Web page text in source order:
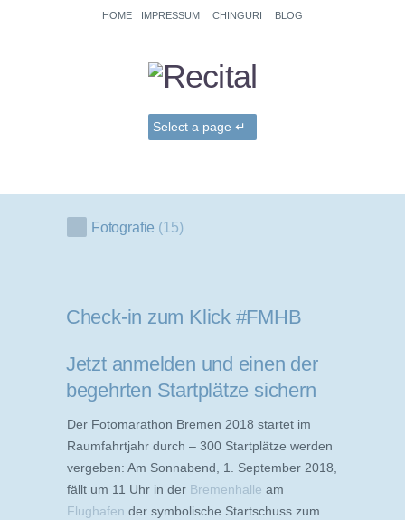
HOME IMPRESSUM CHINGURI BLOG
Fotografie 15
Check-in zum Klick #FMHB
Jetzt anmelden und einen der
begehrten Startplätze sichern
Der Fotomarathon Bremen 2018 startet im
Raumfahrtjahr durch – 300 Startplätze werden
vergeben: Am Sonnabend, 1. September 2018,
fällt um 11 Uhr in der Bremenhalle am
Flughafen der symbolische Startschuss zum